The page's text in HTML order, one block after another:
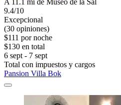
9.4/10
Excepcional
(30 opiniones)
$111 por noche
$130 en total
6 sept - 7 sept
Total con impuestos y cargos
Pansion Villa Bok